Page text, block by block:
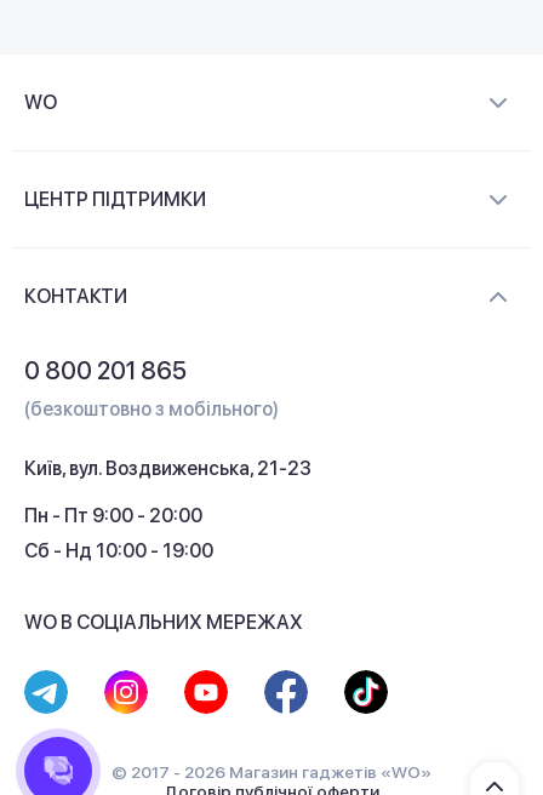
WO
Контакти
ЦЕНТР ПІДТРИМКИ
Кешбек
КОНТАКТИ
0 800 201 865
(безкоштовно з мобільного)
Київ, вул. Воздвиженська, 21-23
Пн - Пт 9:00 - 20:00
Сб - Нд 10:00 - 19:00
WO В СОЦІАЛЬНИХ МЕРЕЖАХ
© 2017 - 2026 Магазин гаджетів «WO»